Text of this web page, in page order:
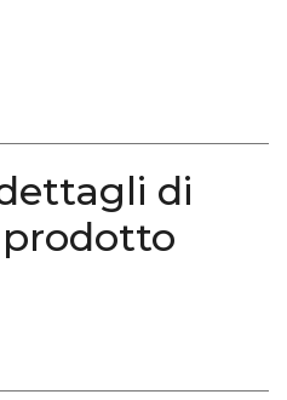
di